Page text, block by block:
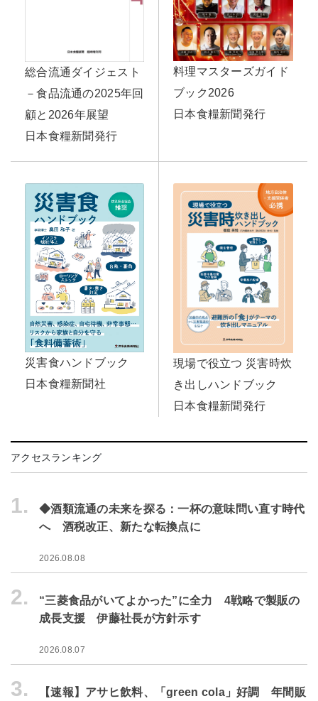
総合流通ダイジェスト
－食品流通の2025年回
顧と2026年展望
日本食糧新聞発行
料理マスターズガイド
ブック2026
日本食糧新聞発行
災害食ハンドブック
日本食糧新聞社
現場で役立つ 災害時炊
き出しハンドブック
日本食糧新聞発行
アクセスランキング
1.
◆酒類流通の未来を探る：一杯の意味問い直す時代
へ 酒税改正、新たな転換点に
2026.08.08
2.
“三菱食品がいてよかった”に全力 4戦略で製販の
成長支援 伊藤社長が方針示す
2026.08.07
3.
【速報】アサヒ飲料、「green cola」好調 年間販